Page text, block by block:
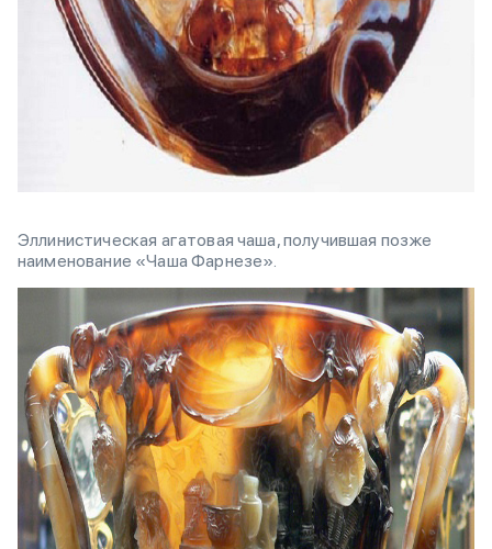
Эллинистическая агатовая чаша, получившая позже
наименование «Чаша Фарнезе».